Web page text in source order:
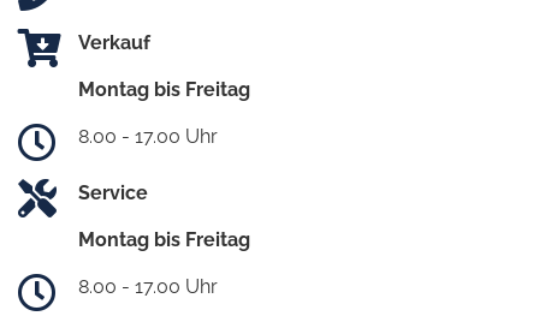
Verkauf
Montag bis Freitag
8.00 - 17.00 Uhr
Service
Montag bis Freitag
8.00 - 17.00 Uhr